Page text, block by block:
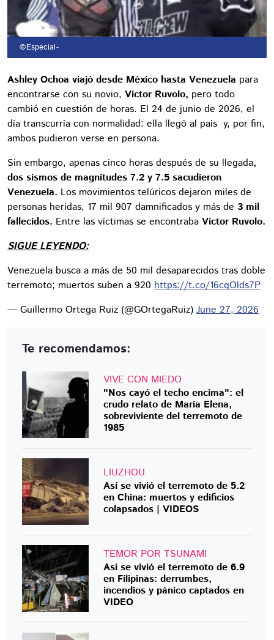
©Especial-
Ashley Ochoa viajó desde México hasta Venezuela para
encontrarse con su novio, Víctor Ruvolo, pero todo
cambió en cuestión de horas. El 24 de junio de 2026, el
día transcurría con normalidad: ella llegó al país y, por fin,
ambos pudieron verse en persona.
Sin embargo, apenas cinco horas después de su llegada,
dos sismos de magnitudes 7.2 y 7.5 sacudieron
Venezuela. Los movimientos telúricos dejaron miles de
personas heridas, 17 mil 907 damnificados y más de 3 mil
fallecidos. Entre las víctimas se encontraba Víctor Ruvolo.
SIGUE LEYENDO:
Venezuela busca a más de 50 mil desaparecidos tras doble
terremoto; muertos suben a 920 https://t.co/16cqOlds7P
— Guillermo Ortega Ruiz (@GOrtegaRuiz) June 27, 2026
Te recomendamos:
VIVE CON MIEDO
"Nos cayó el techo encima": el
crudo relato de María Elena,
sobreviviente del terremoto de
1985
LIUZHOU
Así se vivió el terremoto de 5.2
en China: muertos y edificios
colapsados | VIDEOS
TEMOR POR TSUNAMI
Así se vivió el terremoto de 6.9
en Filipinas: derrumbes,
incendios y pánico captados en
VIDEO